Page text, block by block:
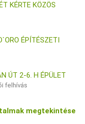
KÉRTE KÖZÖS
ÉPÍTÉSZETI
ÚT 2-6. H ÉPÜLET
felhívás
megtekintése